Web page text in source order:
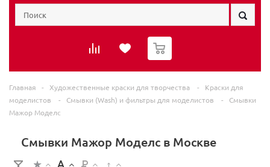
0
Главная - Художественные краски для творчества -
Краски для
моделистов
- Смывки (Wash) и фильтры для моделистов -
Смывки
Мажор Моделс
Смывки Мажор Моделс в Москве